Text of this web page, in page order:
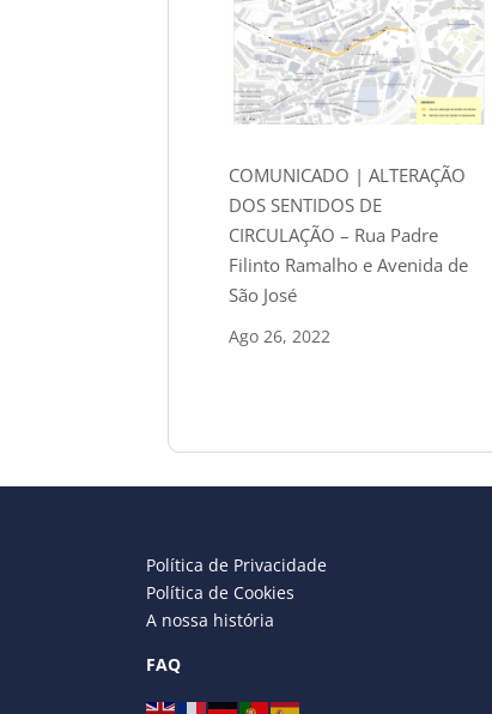
COMUNICADO | ALTERAÇÃO
DOS SENTIDOS DE
CIRCULAÇÃO – Rua Padre
Filinto Ramalho e Avenida de
São José
Ago 26, 2022
Política de Privacidade
Política de Cookies
A nossa história
FAQ